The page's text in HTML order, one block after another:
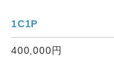
1C1P
400,000円